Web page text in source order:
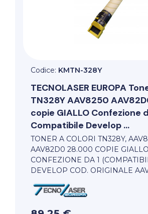
Codice: KMTN-328Y
TECNOLASER EUROPA
TN328Y AAV8250
copie GIALLO Confezione
Compatibile Develop ...
TONER A COLORI TN328Y,
AAV82D0 28.000 COPIE GIALLO
CONFEZIONE DA 1
DEVELOP COD. ORIGINALE